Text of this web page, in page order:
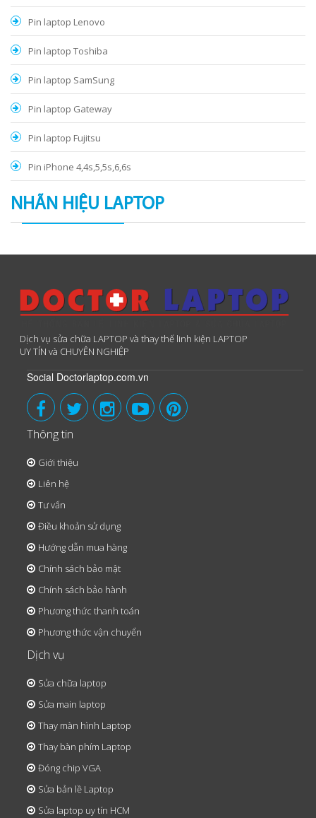
Pin laptop Lenovo
Pin laptop Toshiba
Pin laptop SamSung
Pin laptop Gateway
Pin laptop Fujitsu
Pin iPhone 4,4s,5,5s,6,6s
NHÃN HIỆU LAPTOP
Dịch vụ sửa chữa LAPTOP và thay thế linh kiện LAPTOP
UY TÍN và CHUYÊN NGHIỆP
Social Doctorlaptop.com.vn
Thông tin
Giới thiệu
Liên hệ
Tư vấn
Điều khoản sử dụng
Hướng dẫn mua hàng
Chính sách bảo mật
Chính sách bảo hành
Phương thức thanh toán
Phương thức vận chuyển
Dịch vụ
Sửa chữa laptop
Sửa main laptop
Thay màn hình Laptop
Thay bàn phím Laptop
Đóng chip VGA
Sửa bản lề Laptop
Sửa laptop uy tín HCM